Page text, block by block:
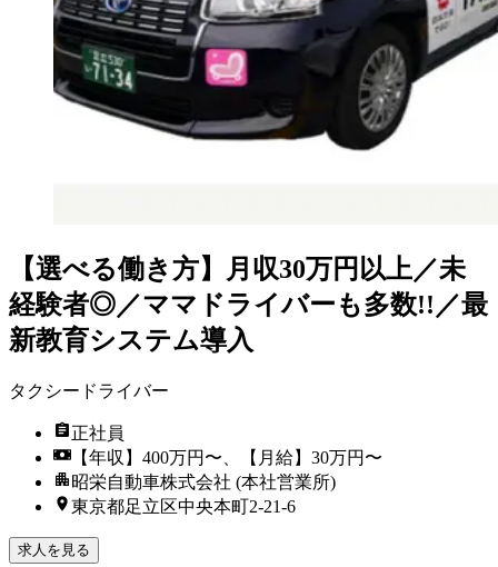
【選べる働き方】月収30万円以上／未
経験者◎／ママドライバーも多数!!／最
新教育システム導入
タクシードライバー
正社員
【年収】400万円〜、【月給】30万円〜
昭栄自動車株式会社 (本社営業所)
東京都足立区中央本町2-21-6
求人を見る